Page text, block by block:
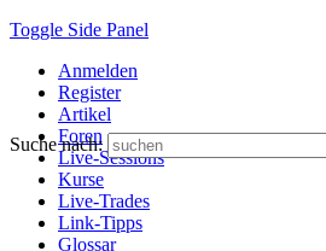
Toggle Side Panel
Anmelden
Register
Artikel
Foren
Live-Sessions
Kurse
Live-Trades
Link-Tipps
Glossar
Suche nach: